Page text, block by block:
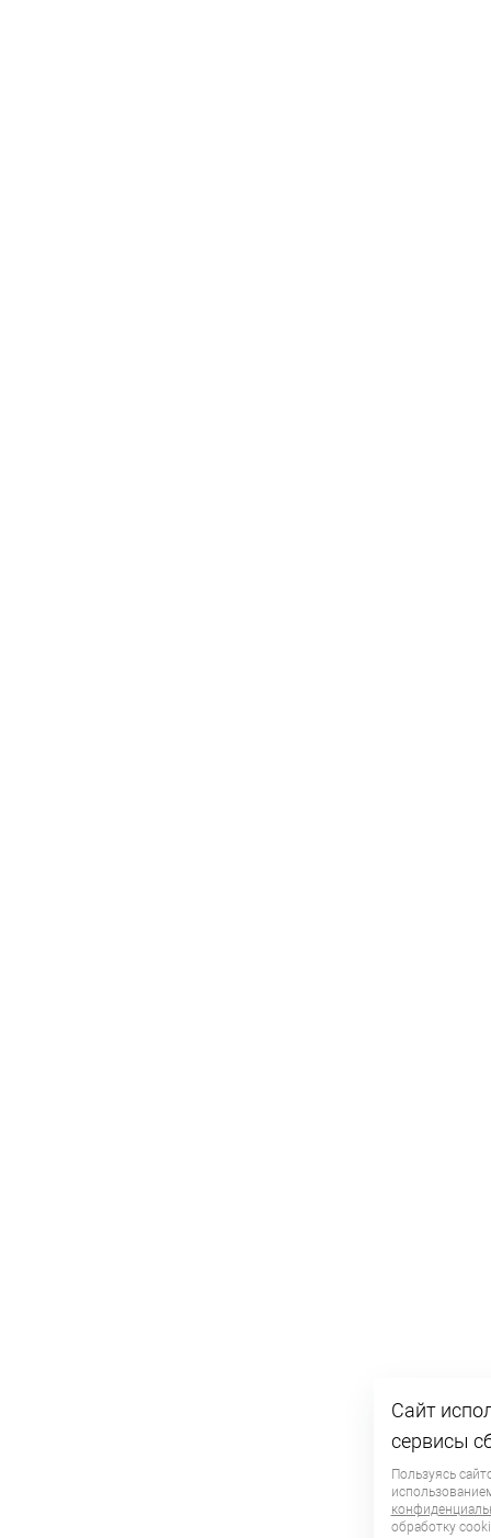
Сайт
сервисы
Пользуясь
обработку